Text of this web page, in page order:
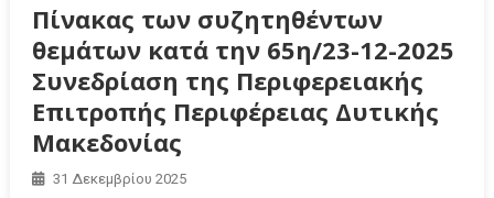
Πίνακας των συζητηθέντων
θεμάτων κατά την 65η/23-12-2025
Συνεδρίαση της Περιφερειακής
Επιτροπής Περιφέρειας Δυτικής
Μακεδονίας
31 Δεκεμβρίου 2025